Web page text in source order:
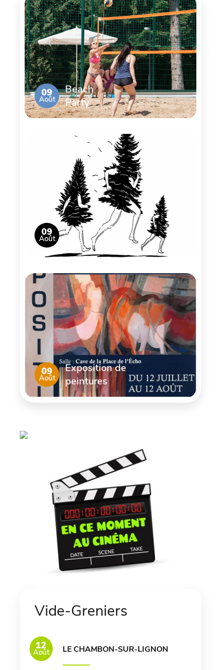
09
Août
Beach
Party
09
Août
La Ronde de
Chassignoles
09
Août
Exposition de
peintures
Vide-Greniers
12
Août LE CHAMBON-SUR-LIGNON